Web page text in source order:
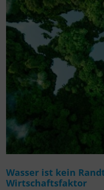
Wasser ist kein
Wirtschaftsfaktor